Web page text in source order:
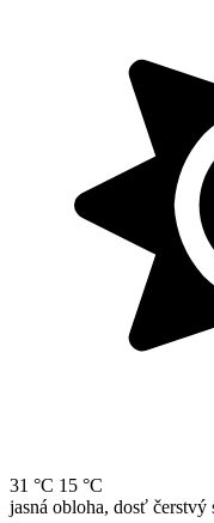
31 °C 15 °C
jasná obloha, dosť čerstvý